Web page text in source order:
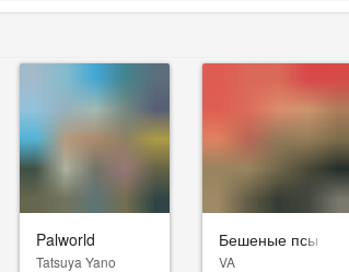
Palworld
Tatsuya Yano
Бешеные псы
VA